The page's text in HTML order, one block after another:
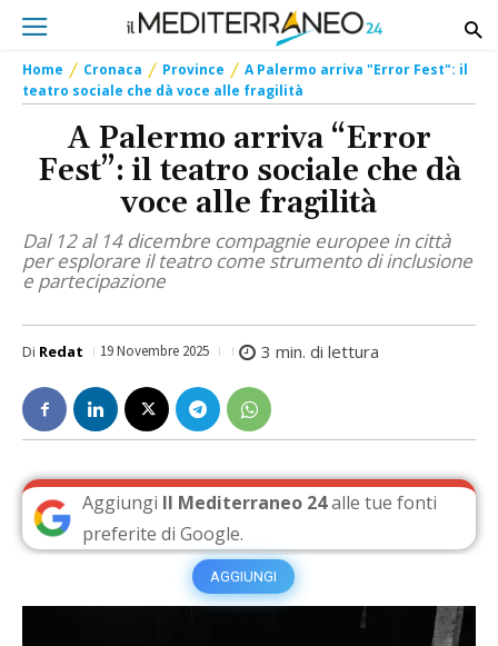
Home Cronaca Province
A Palermo arriva "Error Fest": il
teatro sociale che dà voce alle fragilità
A Palermo arriva “Error
Fest”: il teatro sociale che dà
voce alle fragilità
Dal 12 al 14 dicembre compagnie europee in città
per esplorare il teatro come strumento di inclusione
e partecipazione
Di Redat 19 Novembre 2025 3 min. di lettura
Aggiungi Il Mediterraneo 24alle tue fonti
preferite di Google.
AGGIUNGI